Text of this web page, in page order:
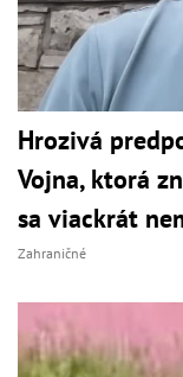
Hrozivá
Vojna, ktorá
sa viackrát
Zahraničné